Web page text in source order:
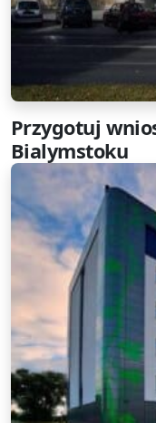
Przygotuj
Bialymstoku